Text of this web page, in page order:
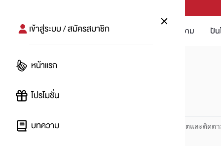
บทความ ปั
เข้าสู่ระบบ / สมัครสมาชิก
หน้าแรก
โปรโมชั่น
บทความ
#
ปันโปร PUNPRO ที่ 1 ด้านโปรโมชัน อัปเดตและติดต